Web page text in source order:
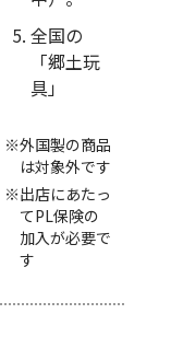
全国の
「郷土玩
具」
外国製の商品
は対象外です
出店にあたっ
てPL保険の
加入が必要で
す